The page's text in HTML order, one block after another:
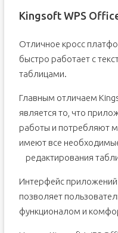
Kingsoft WPS
Отличное кросс
быстро работает с
таблицами.
Главным отличаем
является то, что
работы и потребляют
имеют все
редактирования
Интерфейс приложений
позволяет
функционалом и